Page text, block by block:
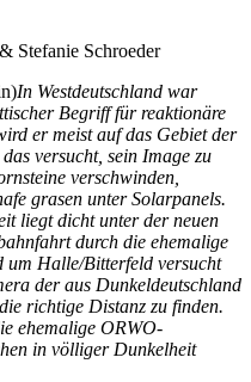
Stefanie Schroeder
In Westdeutschland war
Begriff für reak­tio­nä­re
er meist auf das Gebiet der
ver­sucht, sein Image zu
ver­schwin­den,
gra­sen unter Solarpanels.
liegt dicht unter der neu­en
durch die ehe­ma­li­ge
Halle/Bitterfeld ver­sucht
der aus Dunkeldeutschland
rich­ti­ge Distanz zu fin­den.
ehe­ma­li­ge ORWO-
in völ­li­ger Dunkelheit